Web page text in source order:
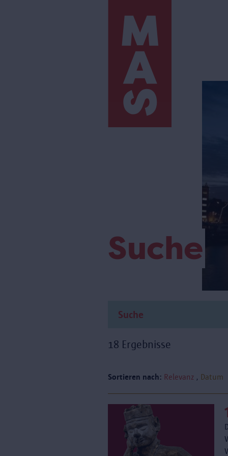
Suche
18 Ergebnisse
Sortieren nach: Relevanz Datum